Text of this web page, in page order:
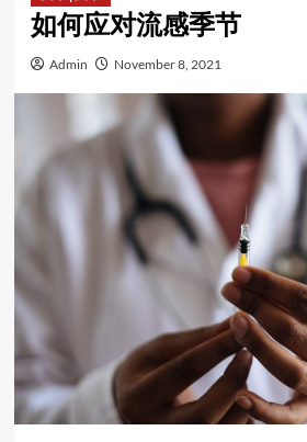
如何应对流感季节
Admin November 8, 2021